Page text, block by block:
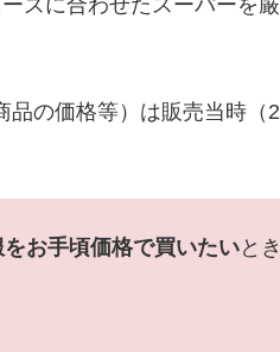
ズに合わせたスーパーを
の価格等）は販売当時（
お手頃価格で買いたいと